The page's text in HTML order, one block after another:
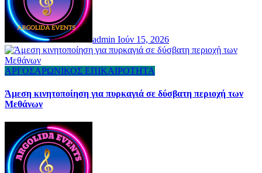
admin Ιούν 15, 2026
ΑΡΓΟΣΑΡΩΝΙΚΟΣ ΕΠΙΚΑΙΡΟΤΗΤΑ
Άμεση κινητοποίηση για πυρκαγιά σε δύσβατη περιοχή των
Μεθάνων